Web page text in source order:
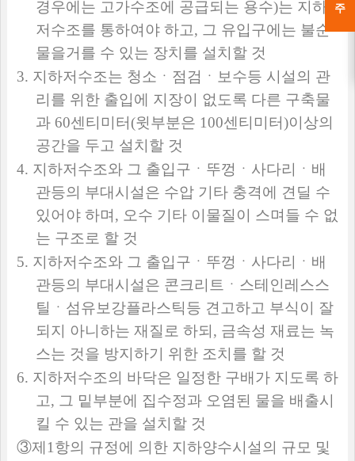
경우에는 고가수조에 공급되는 용수)는 지하
저수조를 통하여야 하고, 그 유입구에는 불순
물을거를 수 있는 장치를 설치할 것
3. 지하저수조는 청소ㆍ점검ㆍ보수등 시설의 관
리를 위한 출입에 지장이 없도록 다른 구축물
과 60센티미터 (윗부분은 100센티미터)이상의
공간을 두고 설치할 것
4. 지하저수조와 그 출입구ㆍ뚜껑ㆍ사다리ㆍ배
관등의 부대시설은 수압 기타 충격에 견딜 수
있어야 하며 , 오수 기타 이물질이 스며들 수 없
는 구조로 할 것
5. 지하저수조와 그 출입구ㆍ뚜껑ㆍ사다리ㆍ배
관등의 부대시설은 콘크리트ㆍ스테인레스스
틸ㆍ섬유보강플라스틱등 견고하고 부식이 잘
되지 아니하는 재질로 하되 , 금속성 재료는 녹
스는 것을 방지하기 위한 조치를 할 것
6. 지하저수조의 바닥은 일정한 구배가 지도록 하
고, 그 밑부분에 집수정과 오염된 물을 배출시
킬 수 있는 관을 설치할 것
③제 1항의 규정에 의한 지하양수시설의 규모 및